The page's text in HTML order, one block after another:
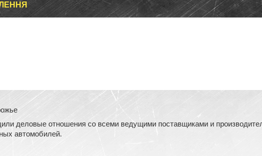
деловые отношения со всеми ведущими поставщиками и
автомобилей.